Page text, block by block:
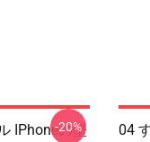
IPhoneの堅
-20%
04